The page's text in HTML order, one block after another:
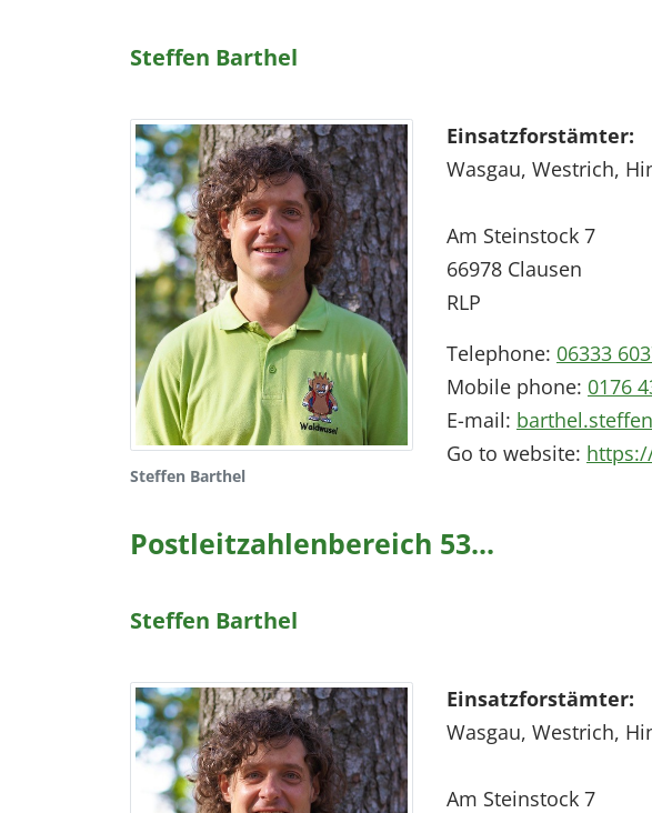
Steffen Barthel
Steffen Barthel
Einsatzforstämter:
Wasgau, Westrich,
Am Steinstock 7
66978 Clausen
RLP
Telephone: 06333
Mobile phone: 0176
E-mail:
Go to website:
Postleitzahlenbereich 53...
Steffen Barthel
Einsatzforstämter:
Wasgau, Westrich,
Am Steinstock 7